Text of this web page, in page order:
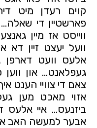
קוים רעדן מיט
פארשטיין די
ווייסט אז מיין
וועל יעצט זיין
אלעס וועט דארפן
געפלאנט… און
צאם די צוויי הענט
אזוי מאכט מען
ביזנעס... איי
אבער למעשה האב